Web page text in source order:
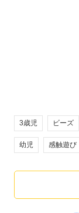
3歳児 ビーズ
幼児 感触遊び